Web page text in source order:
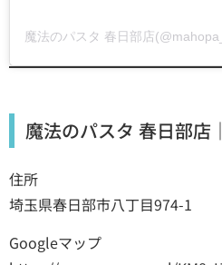
魔法のパスタ 春日部店
住所
埼玉県春日部市八丁目974-1
Googleマップ